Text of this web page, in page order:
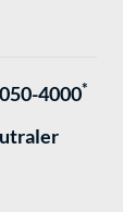
4000*